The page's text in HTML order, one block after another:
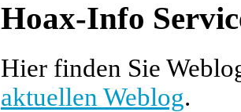
Hoax-Info
Hier finden Sie
aktuellen Weblog.